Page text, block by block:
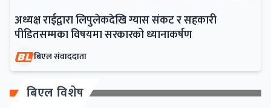
अध्यक्ष राईद्वारा लिपुलेकदेखि ग्यास संकट र सहकारी
पीडितसम्मका विषयमा सरकारको ध्यानाकर्षण
बिएल संवाददाता
बिएल विशेष